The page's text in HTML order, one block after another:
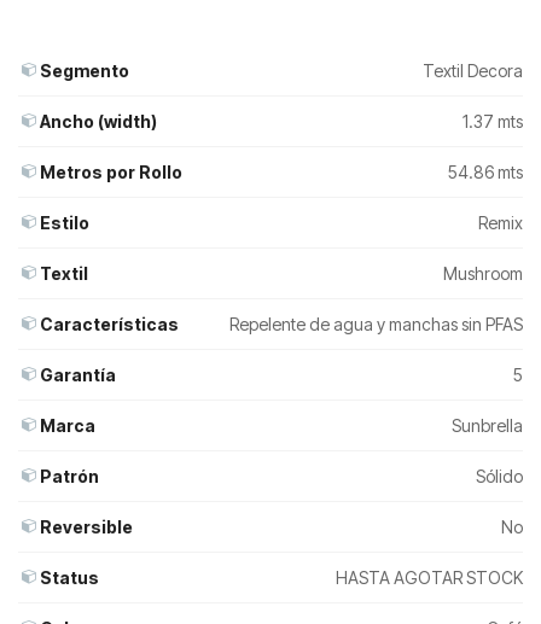
Segmento Textil Decora
Ancho (width) 1.37 mts
Metros por Rollo 54.86 mts
Estilo Remix
Textil Mushroom
Características Repelente de agua y manchas sin PFAS
Garantía 5
Marca Sunbrella
Patrón Sólido
Reversible No
Status HASTA AGOTAR STOCK